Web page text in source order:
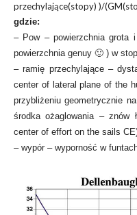
przechylające(stopy) )/
gdzie:
– Pow – powierzchnia grota
powierzchnia genuy 🙂 ) w
– ramię przechylające –
center of lateral plane of the
przybliżeniu geometrycznie
środka ożaglowania – znów
center of effort on the sails
– wypór – wyporność w